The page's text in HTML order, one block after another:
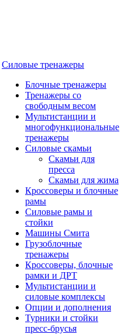
Силовые тренажеры
Блочные тренажеры
Тренажеры со
свободным весом
Мультистанции и
многофункциональные
тренажеры
Силовые скамьи
Скамьи для
пресса
Скамьи для жима
Кроссоверы и блочные
рамы
Силовые рамы и
стойки
Машины Смита
Грузоблочные
тренажеры
Кроссоверы, блочные
рамки и ДРТ
Мультистанции и
силовые комплексы
Опции и дополнения
Турники и стойки
пресс-брусья